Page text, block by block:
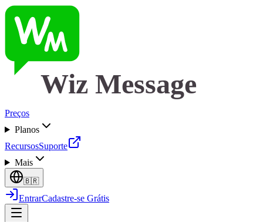
Wiz Message
Preços
Planos
RecursosSuporte
Mais
🇧🇷
EntrarCadastre-se Grátis